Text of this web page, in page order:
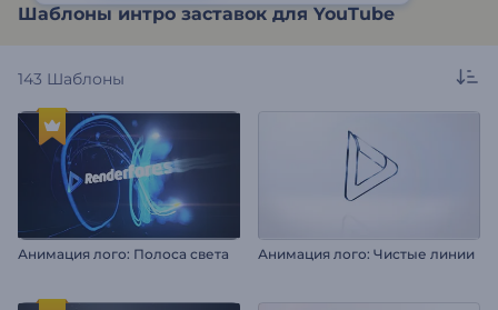
Шаблоны интро заставок для YouTube
143 Шаблоны
Анимация лого: Полоса света Анимация лого: Чистые линии